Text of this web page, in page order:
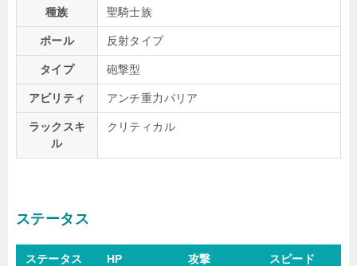
種族 聖騎士族
ボール 反射タイプ
タイプ 砲撃型
アビリティ アンチ重力バリア
ラックスキ
ル
クリティカル
ステータス
ステータス HP 攻撃 スピード